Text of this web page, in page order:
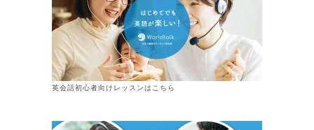
英会話初心者向けレッスンはこちら